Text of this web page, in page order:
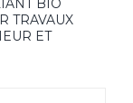
BIO
TRAVAUX
ET